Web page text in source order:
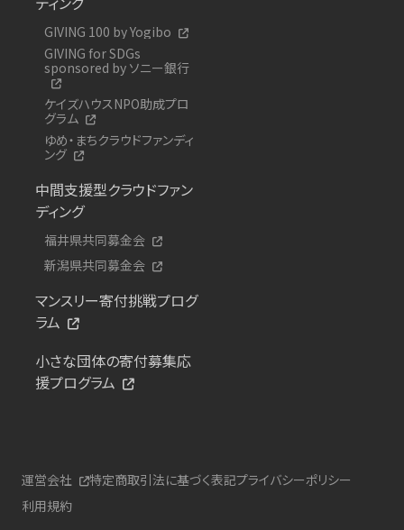
GIVING 100 by Yogibo
GIVING for SDGs
sponsored by ソニー銀行
ケイズハウスNPO助成プロ
グラム
ゆめ・まちクラウドファンディ
ング
中間支援型クラウドファン
ディング
福井県共同募金会
新潟県共同募金会
マンスリー寄付挑戦プログ
ラム
小さな団体の寄付募集応
援プログラム
運営会社 特定商取引法に基づく表記プライバシーポリシー
利用規約